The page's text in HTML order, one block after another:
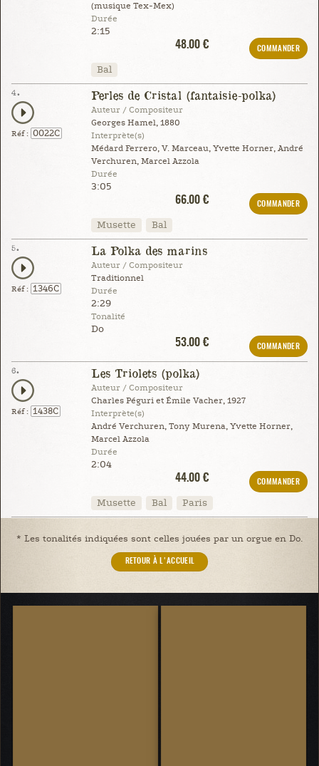
(musique Tex-Mex)
Durée
2:15
48.00 €
COMMANDER
Bal
4.
Réf : 0022C
Perles de Cristal (fantaisie-polka)
Auteur / Compositeur
Georges Hamel, 1880
Interprète(s)
Médard Ferrero, V. Marceau, Yvette Horner, André
Verchuren, Marcel Azzola
Durée
3:05
66.00 €
COMMANDER
Musette Bal
5.
Réf : 1346C
La Polka des marins
Auteur / Compositeur
Traditionnel
Durée
2:29
Tonalité
Do
53.00 €
COMMANDER
6.
Réf : 1438C
Les Triolets (polka)
Auteur / Compositeur
Charles Péguri et Émile Vacher, 1927
Interprète(s)
André Verchuren, Tony Murena, Yvette Horner,
Marcel Azzola
Durée
2:04
44.00 €
COMMANDER
Musette Bal Paris
* Les tonalités indiquées sont celles jouées par un orgue en Do.
RETOUR À L'ACCUEIL